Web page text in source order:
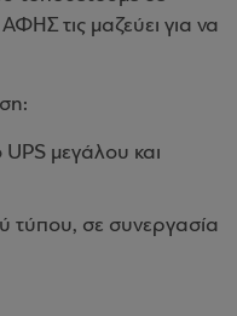
τις μαζεύει για να
μεγάλου και
τύπου, σε συνεργασία